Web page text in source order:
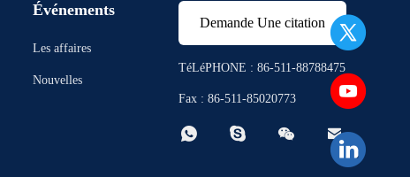
Événements
Les affaires
Nouvelles
Demande Une citation
TéLéPHONE : 86-511-88788475
Fax : 86-511-85020773
   